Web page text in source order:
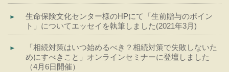
生命保険文化センター様のHPにて「生前贈与のポイン
ト」についてエッセイを執筆しました(2021年3月)
「相続対策はいつ始めるべき？相続対策で失敗しないた
めにすべきこと」オンラインセミナーに登壇しました
（4月6日開催）